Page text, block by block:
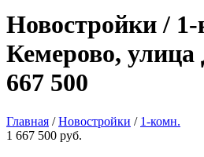
Новостройки /
Кемерово,
667 500
Главная /Новостройки / 1-комн.
1 667 500 руб.